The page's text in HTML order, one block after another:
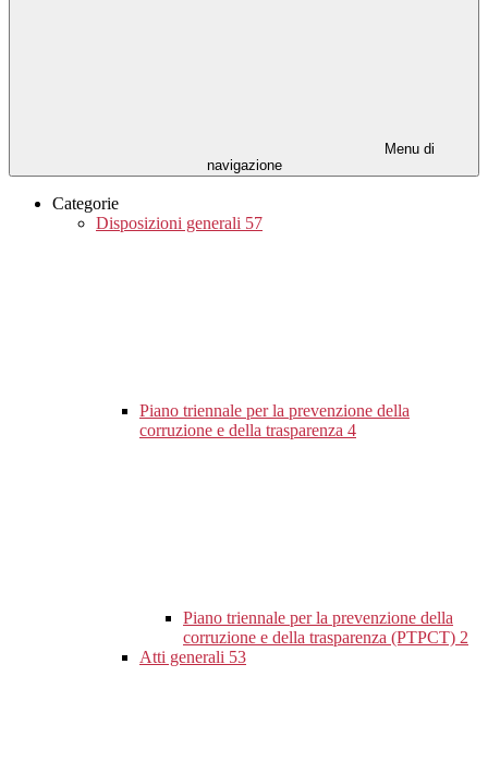
Menu di
navigazione
Categorie
Disposizioni generali 57
Piano triennale per la prevenzione della
corruzione e della trasparenza 4
Piano triennale per la prevenzione della
corruzione e della trasparenza (PTPCT) 2
Atti generali 53